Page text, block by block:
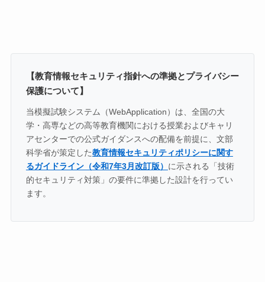
【教育情報セキュリティ指針への準拠とプライバシー
保護について】
当模擬試験システム（WebApplication）は、全国の大
学・高専などの高等教育機関における授業およびキャリ
アセンターでの公式ガイダンスへの配備を前提に、文部
科学省が策定した教育情報セキュリティポリシーに関す
るガイドライン（令和7年3月改訂版） に示される「技術
的セキュリティ対策」の要件に準拠した設計を行ってい
ます。